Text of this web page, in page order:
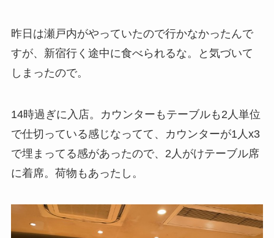
昨日は瀬戸内がやっていたので行かなかったんで
すが、新宿行く途中に食べられるな。と気づいて
しまったので。
14時過ぎに入店。カウンターもテーブルも2人単位
で仕切っている感じなってて、カウンターが1人x3
で埋まってる感があったので、2人がけテーブル席
に着席。荷物もあったし。